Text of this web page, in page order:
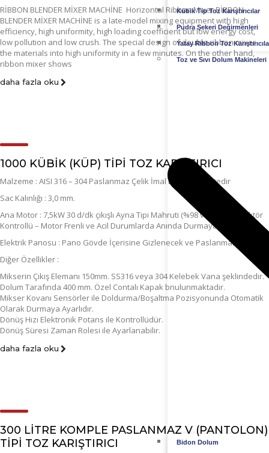
Kübik Tip Toz Karıştırıcılar
Pudra Şekeri Değirmenleri
Yatay Ribbon Toz
Toz ve Sıvı Dolum Makineleri
Bidon Dolum
RİBBON BLENDER MİXER MACHİNE Horizontal Ribbon Mixer RİBBON
BLENDER MİXER MACHİNE is a late-model mixing equipment with high
efficiency, high uniformity, high loading coefficient but low energy cost,
low pollution and low crush. The special design of double ribbon mixer
the materials into high uniformity in a few minutes. On the other hand,
ribbon mixer shows
daha fazla oku
1000 KÜBİK (KÜP) TİPİ TOZ KARIŞTIRICI
Malzeme : AISI 316 – 304 Paslanmaz Çelik İmal Edilebilkmektedir
Sac Kalınlığı : 3,0 mm.
Ana Motor : 7,5kW 30 d/dk çıkışlı Ayna Tipi Mahruti (%98 verimli ) Redüktör
Kontrollü – Motor Frenli ve Acil Durumlarda Anında Durmaya Elverişli
Elektrik Panosu : Pano Gövde İçerisine Gizlenecek ve Paslanmaz
Diğer Özellikler :
Mikserin Çıkış Elemanı 150mm. SS316 veya 304 Kelebek Vana şeklindedir.
Dolum Tarafında 400 mm. Özel Contalı Kapak bnulunmaktadır.
Mikser Kovanı Sensörler ile Doldurma/Boşaltma Pozisyonunda Otomatik
Olarak Durmaya Ayarlıdır.
Dönüş Hızı Elektronik Potans ile Kontrollüdür.
Dönüş Süresi Zaman Rolesi ile Ayarlanabilir.
daha fazla oku
300 LITRE KOMPLE PASLANMAZ V (PANTOLON)
TIPI TOZ KARIŞTIRICI